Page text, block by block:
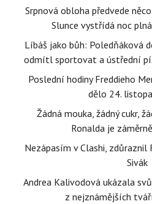
Srpnová obloha předvede
Slunce vystřídá noc
Líbáš jako bůh: Poledňáková
odmítl sportovat a ústřední
Poslední hodiny Freddieho
dělo 24.
Žádná mouka, žádný cukr,
Ronalda je
Nezápasím v Clashi,
Sivák
Andrea Kalivodová ukázala
z nejznámějších